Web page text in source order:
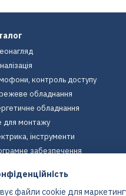
контроль доступу
обладнання
обладнання
для монтажу
інструменти
забезпечення
обладнання
файли cookie для